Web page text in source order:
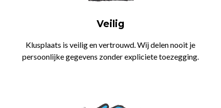
Veilig
Klusplaats is veilig en vertrouwd. Wij delen nooit je
persoonlijke gegevens zonder expliciete toezegging.